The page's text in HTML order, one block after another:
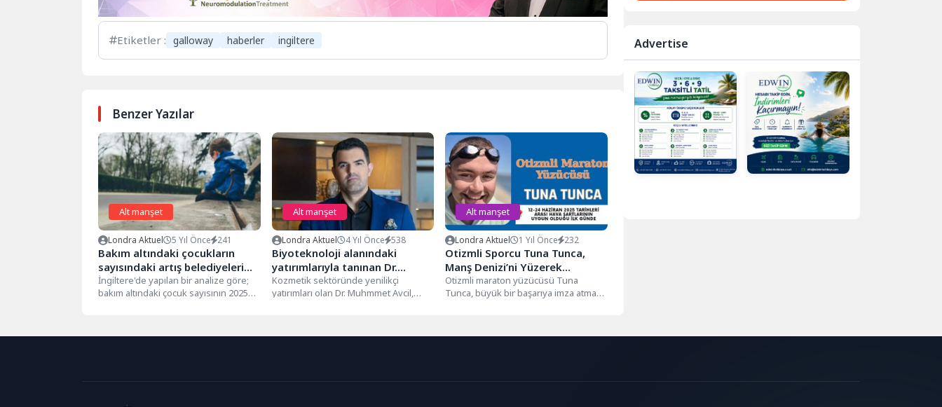
Etiketler : galloway haberler ingiltere
Benzer Yazılar
Alt manşet
Londra Aktuel 5 Yıl Önce 241
Bakım altındaki çocukların
sayısındaki artış belediyeleri
zora soktu
İngiltere'de yapılan bir analize göre;
bakım altındaki çocuk sayısının 2025
Alt manşet
Londra Aktuel 4 Yıl Önce 538
Biyoteknoloji alanındaki
yatırımlarıyla tanınan Dr.
Muhammet Avcil son
gelişmeleri anlattı
Kozmetik sektöründe yenilikçi
yatırımları olan Dr. Muhmmet Avcil,
Alt manşet
Londra Aktuel 1 Yıl Önce 232
Otizmli Sporcu Tuna Tunca,
Manş Denizi’ni Yüzerek
Geçecek
Otizmli maraton yüzücüsü Tuna
Tunca, büyük bir başarıya imza atmak
Advertise